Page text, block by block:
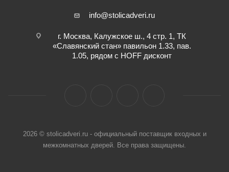
info@stolicadveri.ru
г. Москва, Калужское ш., 4 стр. 1, ТК
«Славянский стан» павильон 1.33, пав.
1.05, рядом с HOFF дисконт
2026 © stolicadveri.ru - официальный поставщик входных и
межкомнатных дверей. Все права защищены.